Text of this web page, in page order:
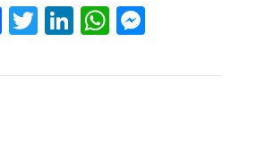
Facebook
Twitter
LinkedIn
WhatsApp